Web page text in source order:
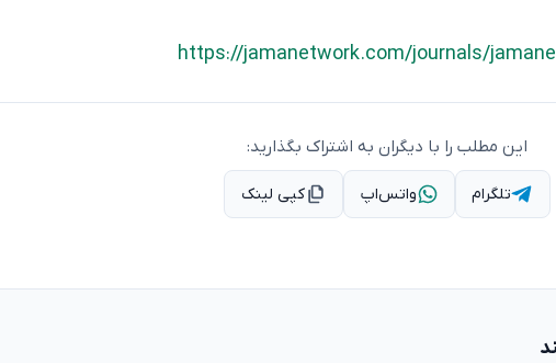
https://jamanetwork.com/journals/
این مطلب را با دیگران به اشتراک بگذارید:
تلگرام واتس‌اپ کپی لینک